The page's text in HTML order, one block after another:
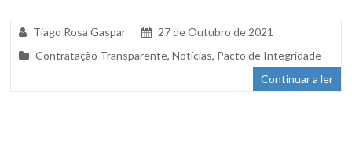
Tiago Rosa Gaspar
27 de Outubro de 2021
Contratação Transparente,Notícias, Pacto de Integridade
Continuar a ler